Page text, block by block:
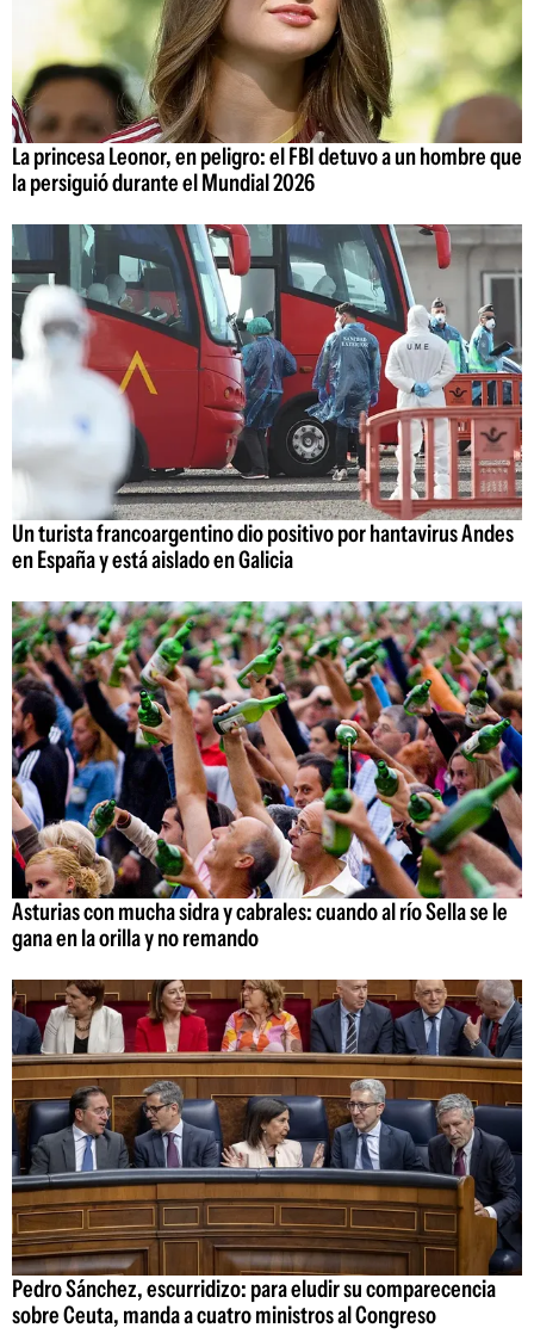
La princesa Leonor, en peligro: el FBI detuvo a un hombre que
la persiguió durante el Mundial 2026
Un turista francoargentino dio positivo por hantavirus Andes
en España y está aislado en Galicia
Asturias con mucha sidra y cabrales: cuando al río Sella se le
gana en la orilla y no remando
Pedro Sánchez, escurridizo: para eludir su comparecencia
sobre Ceuta, manda a cuatro ministros al Congreso